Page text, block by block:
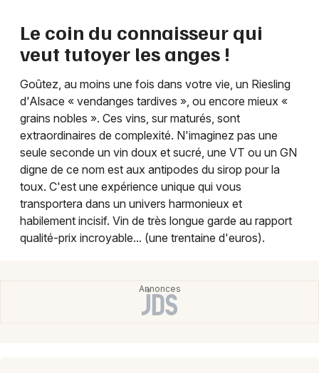
Le coin du connaisseur qui
veut tutoyer les anges !
Goûtez, au moins une fois dans votre vie, un Riesling
d'Alsace « vendanges tardives », ou encore mieux «
grains nobles ». Ces vins, sur maturés, sont
extraordinaires de complexité. N'imaginez pas une
seule seconde un vin doux et sucré, une VT ou un GN
digne de ce nom est aux antipodes du sirop pour la
toux. C'est une expérience unique qui vous
transportera dans un univers harmonieux et
habilement incisif. Vin de très longue garde au rapport
qualité-prix incroyable... (une trentaine d'euros).